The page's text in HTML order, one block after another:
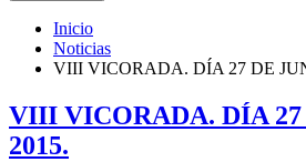
Inicio
Noticias
VIII VICORADA. DÍA 27 DE
VIII VICORADA. DÍA 27
2015.